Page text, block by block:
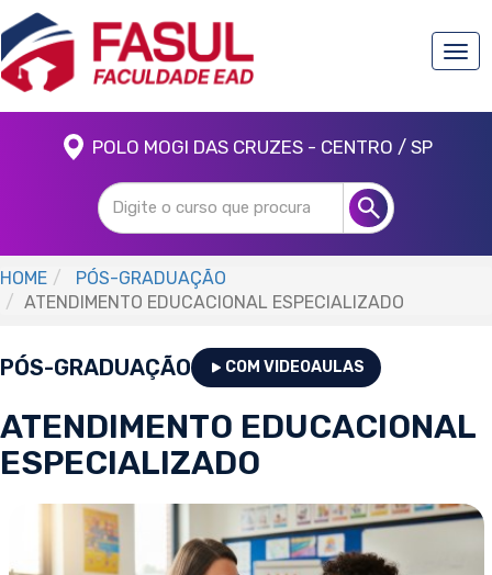
POLO MOGI DAS CRUZES - CENTRO / SP
HOME
PÓS-GRADUAÇÃO
ATENDIMENTO EDUCACIONAL ESPECIALIZADO
PÓS-GRADUAÇÃO COM VIDEOAULAS
ATENDIMENTO EDUCACIONAL
ESPECIALIZADO